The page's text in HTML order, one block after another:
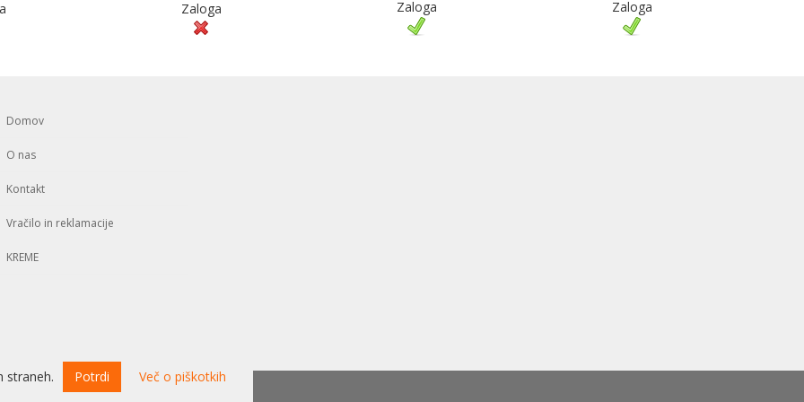
Zaloga Zaloga Zaloga
Domov
O nas
Kontakt
Vračilo in reklamacije
KREME
straneh. Potrdi Več o piškotkih